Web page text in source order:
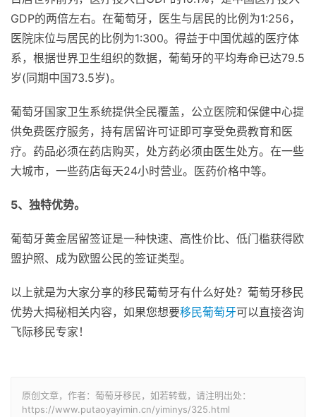
GDP的两倍左右。在葡萄牙，医生与居民的比例为1:256，
医院床位与居民的比例为1:300。得益于中国优越的医疗体
系，根据世界卫生组织的数据，葡萄牙的平均寿命已达79.5
岁(同期中国73.5岁)。
葡萄牙国家卫生系统提供全民覆盖，公立医院和保健中心提
供免费医疗服务，持有居留许可证即可享受免费教育和医
疗。药品必须在药店购买，处方药必须由医生处方。在一些
大城市，一些药店每天24小时营业。医药价格中等。
5、独特优势。
葡萄牙黄金居留签证是一种快速、高性价比、低门槛获得欧
盟护照、成为欧盟公民的签证类型。
以上就是为大家分享的移民葡萄牙有什么好处？葡萄牙移民
优势大揭秘相关内容，如果您想要移民葡萄牙可以直接咨询
飞际移民专家！
原创文章，作者：葡萄牙移民，如若转载，请注明出处：
https://www.putaoyayimin.cn/yiminys/325.html